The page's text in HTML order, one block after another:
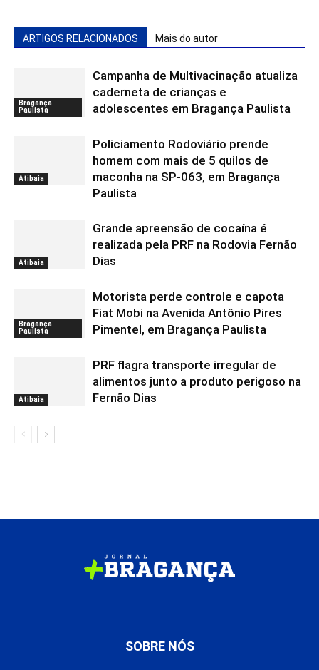
ARTIGOS RELACIONADOS Mais do autor
Bragança
Paulista
Campanha de Multivacinação atualiza
caderneta de crianças e
adolescentes em Bragança Paulista
Atibaia
Policiamento Rodoviário prende
homem com mais de 5 quilos de
maconha na SP-063, em Bragança
Paulista
Atibaia
Grande apreensão de cocaína é
realizada pela PRF na Rodovia Fernão
Dias
Bragança
Paulista
Motorista perde controle e capota
Fiat Mobi na Avenida Antônio Pires
Pimentel, em Bragança Paulista
Atibaia
PRF flagra transporte irregular de
alimentos junto a produto perigoso na
Fernão Dias
SOBRE NÓS